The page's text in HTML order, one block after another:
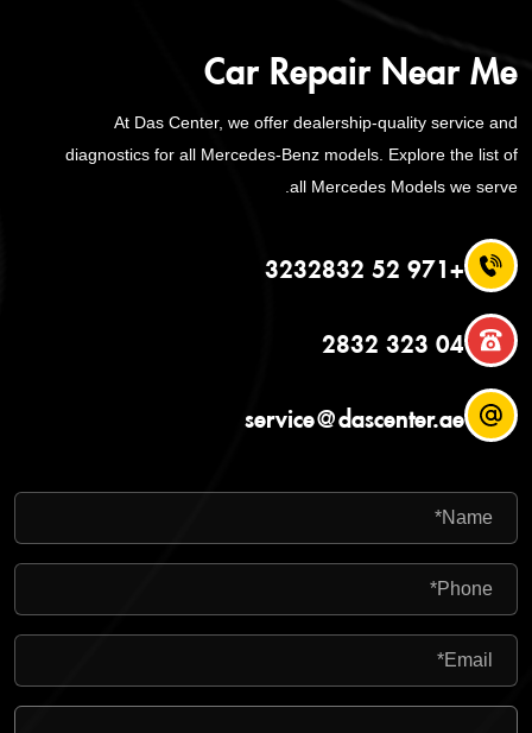
Car Repair Near Me
At Das Center, we offer dealership-quality service and
diagnostics for all Mercedes-Benz models. Explore the list of
all Mercedes Models we serve.
+971 52 3232832
04 323 2832
service@dascenter.ae